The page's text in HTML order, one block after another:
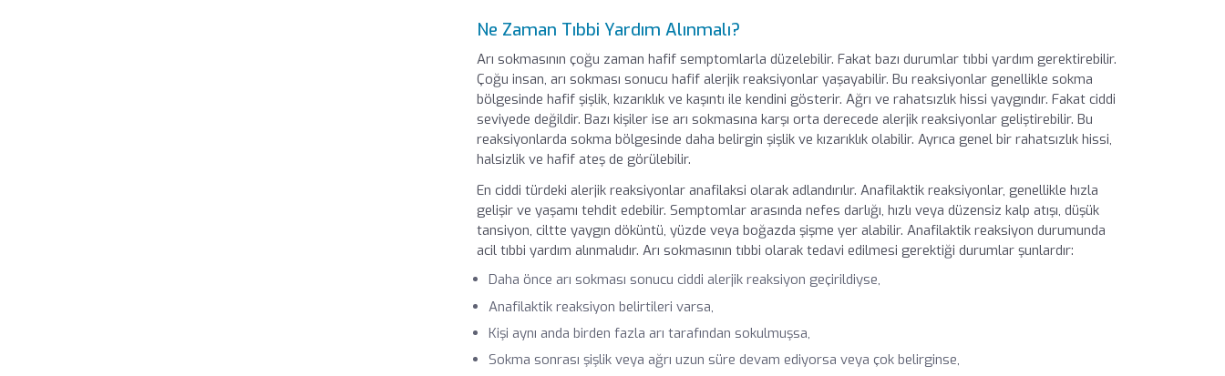
Ne Zaman Tıbbi Yardım Alınmalı?
Arı sokmasının çoğu zaman hafif semptomlarla düzelebilir. Fakat bazı durumlar tıbbi yardım gerektirebilir.
Çoğu insan, arı sokması sonucu hafif alerjik reaksiyonlar yaşayabilir. Bu reaksiyonlar genellikle sokma
bölgesinde hafif şişlik, kızarıklık ve kaşıntı ile kendini gösterir. Ağrı ve rahatsızlık hissi yaygındır. Fakat ciddi
seviyede değildir. Bazı kişiler ise arı sokmasına karşı orta derecede alerjik reaksiyonlar geliştirebilir. Bu
reaksiyonlarda sokma bölgesinde daha belirgin şişlik ve kızarıklık olabilir. Ayrıca genel bir rahatsızlık hissi,
halsizlik ve hafif ateş de görülebilir.
En ciddi türdeki alerjik reaksiyonlar anafilaksi olarak adlandırılır. Anafilaktik reaksiyonlar, genellikle hızla
gelişir ve yaşamı tehdit edebilir. Semptomlar arasında nefes darlığı, hızlı veya düzensiz kalp atışı, düşük
tansiyon, ciltte yaygın döküntü, yüzde veya boğazda şişme yer alabilir. Anafilaktik reaksiyon durumunda
acil tıbbi yardım alınmalıdır. Arı sokmasının tıbbi olarak tedavi edilmesi gerektiği durumlar şunlardır:
Daha önce arı sokması sonucu ciddi alerjik reaksiyon geçirildiyse,
Anafilaktik reaksiyon belirtileri varsa,
Kişi aynı anda birden fazla arı tarafından sokulmuşsa,
Sokma sonrası şişlik veya ağrı uzun süre devam ediyorsa veya çok belirginse,